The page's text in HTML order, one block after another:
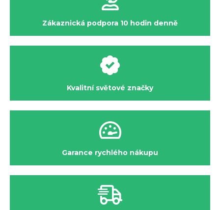
Zákaznická podpora 10 hodin denně
Kvalitní světové značky
Garance rychlého nákupu